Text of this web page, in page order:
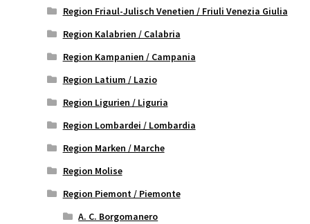
Region Friaul-Julisch Venetien / Friuli Venezia Giulia
Region Kalabrien / Calabria
Region Kampanien / Campania
Region Latium / Lazio
Region Ligurien / Liguria
Region Lombardei / Lombardia
Region Marken / Marche
Region Molise
Region Piemont / Piemonte
A. C. Borgomanero